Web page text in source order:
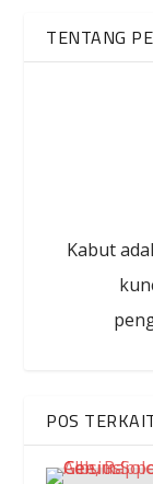
TENTANG
Kabut
POS